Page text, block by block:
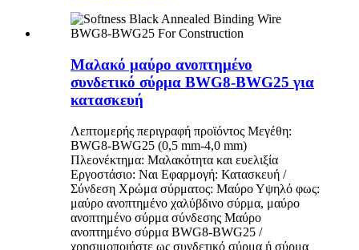
Μαλακό μαύρο ανοπτημένο
συνδετικό σύρμα BWG8-BWG25 για
κατασκευή
Λεπτομερής περιγραφή προϊόντος Μεγέθη:
BWG8-BWG25 (0,5 mm-4,0 mm)
Πλεονέκτημα: Μαλακότητα και ευελιξία
Εργοστάσιο: Ναι Εφαρμογή: Κατασκευή /
Σύνδεση Χρώμα σύρματος: Μαύρο Υψηλό φως:
μαύρο ανοπτημένο χαλύβδινο σύρμα, μαύρο
ανοπτημένο σύρμα σύνδεσης Μαύρο
ανοπτημένο σύρμα BWG8-BWG25 /
χρησιμοποιήστε ως συνδετικό σύρμα ή σύρμα